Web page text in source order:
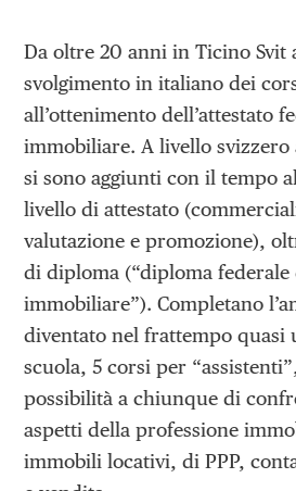
Da oltre 20 anni in Ticino Svit
svolgimento in italiano dei
all’ottenimento dell’attestato
immobiliare. A livello svizzero
si sono aggiunti con il tempo
livello di attestato
valutazione e promozione),
di diploma (“diploma
immobiliare”). Completano
diventato nel frattempo quasi
scuola, 5 corsi per
possibilità a chiunque di
aspetti della professione
immobili locativi, di PPP,